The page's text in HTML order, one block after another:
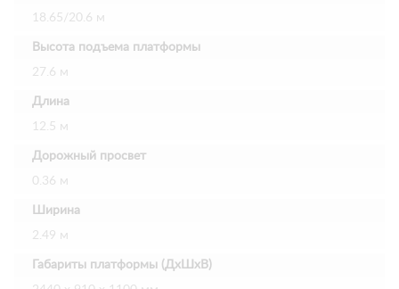
18.65/20.6 м
Высота подъема платформы
27.6 м
Длина
12.5 м
Дорожный просвет
0.36 м
Ширина
2.49 м
Габариты платформы (ДхШхВ)